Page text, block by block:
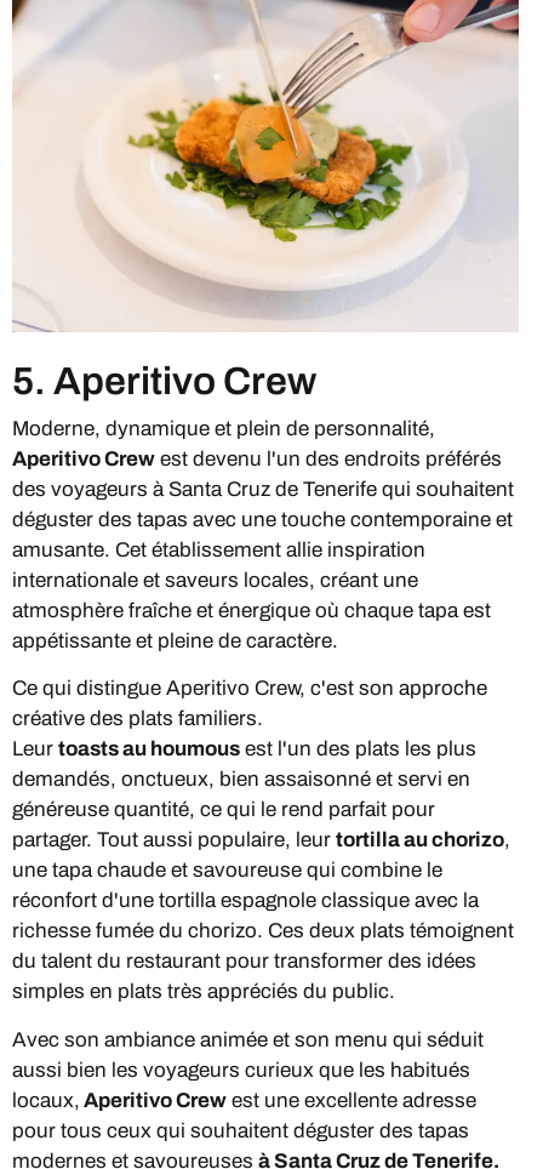
5. Aperitivo Crew
Moderne, dynamique et plein de personnalité,
Aperitivo Crew est devenu l'un des endroits préférés
des voyageurs à Santa Cruz de Tenerife qui souhaitent
déguster des tapas avec une touche contemporaine et
amusante. Cet établissement allie inspiration
internationale et saveurs locales, créant une
atmosphère fraîche et énergique où chaque tapa est
appétissante et pleine de caractère.
Ce qui distingue Aperitivo Crew, c'est son approche
créative des plats familiers.
Leur toasts au houmous est l'un des plats les plus
demandés, onctueux, bien assaisonné et servi en
généreuse quantité, ce qui le rend parfait pour
partager. Tout aussi populaire, leur tortilla au chorizo,
une tapa chaude et savoureuse qui combine le
réconfort d'une tortilla espagnole classique avec la
richesse fumée du chorizo. Ces deux plats témoignent
du talent du restaurant pour transformer des idées
simples en plats très appréciés du public.
Avec son ambiance animée et son menu qui séduit
aussi bien les voyageurs curieux que les habitués
locaux, Aperitivo Crew est une excellente adresse
pour tous ceux qui souhaitent déguster des tapas
modernes et savoureuses à Santa Cruz de Tenerife.